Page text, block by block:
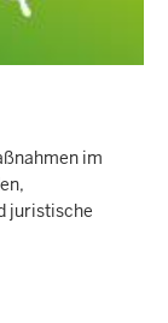
im
juristische